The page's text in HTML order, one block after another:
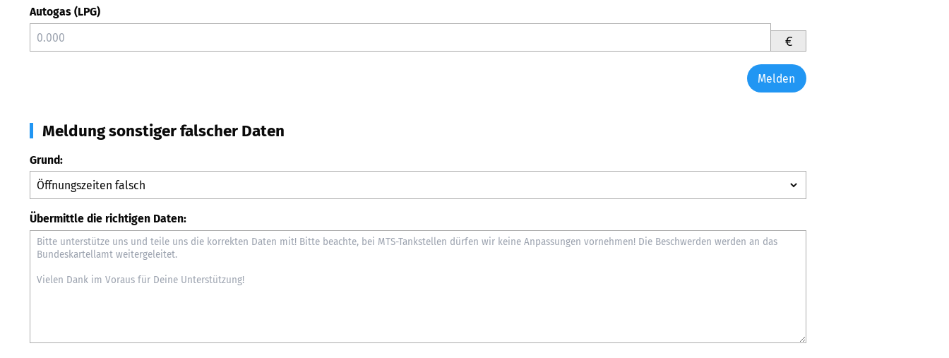
Autogas (LPG)
€
Melden
Meldung sonstiger falscher Daten
Grund:
Übermittle die richtigen Daten: